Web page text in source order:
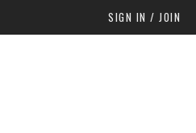
SIGN IN / JOIN